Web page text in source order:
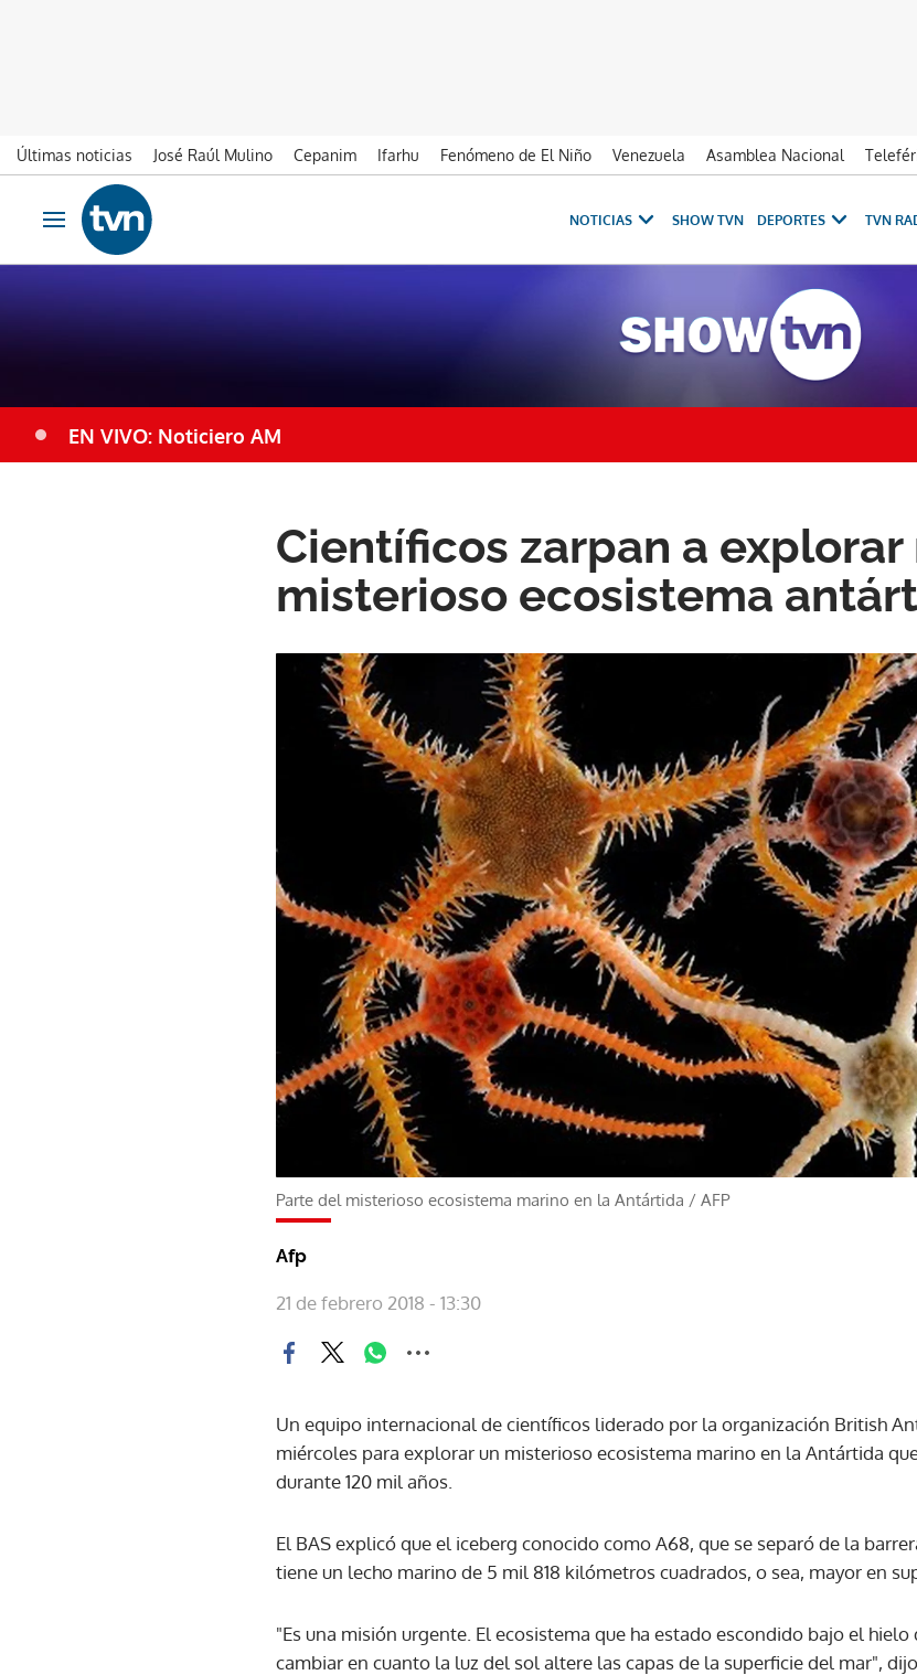
Últimas noticias José Raúl Mulino Cepanim Ifarhu Fenómeno de El Niño Venezuela Asamblea Nacional
Ir al contenido
Obrir navegació
NOTICIAS SHOW TVN DEPORTES TVN
EN VIVO: Noticiero AM
Científicos zarpan a explorar
misterioso ecosistema
Parte del misterioso ecosistema marino en la Antártida / AFP
Afp
21 de febrero 2018 - 13:30
Un equipo internacional de científicos liderado por la organización British
miércoles para explorar un misterioso ecosistema marino en la Antártida
durante 120 mil años.
El BAS explicó que el iceberg conocido como A68, que se separó de la
tiene un lecho marino de 5 mil 818 kilómetros cuadrados, o sea, mayor en
"Es una misión urgente. El ecosistema que ha estado escondido bajo el
cambiar en cuanto la luz del sol altere las capas de la superficie del mar",